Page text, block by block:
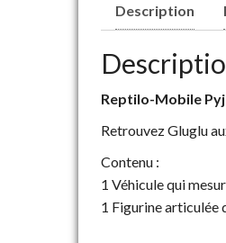
Description
Reptilo-Mobile
Retrouvez Gluglu
Contenu :
1 Véhicule qui
1 Figurine articulée